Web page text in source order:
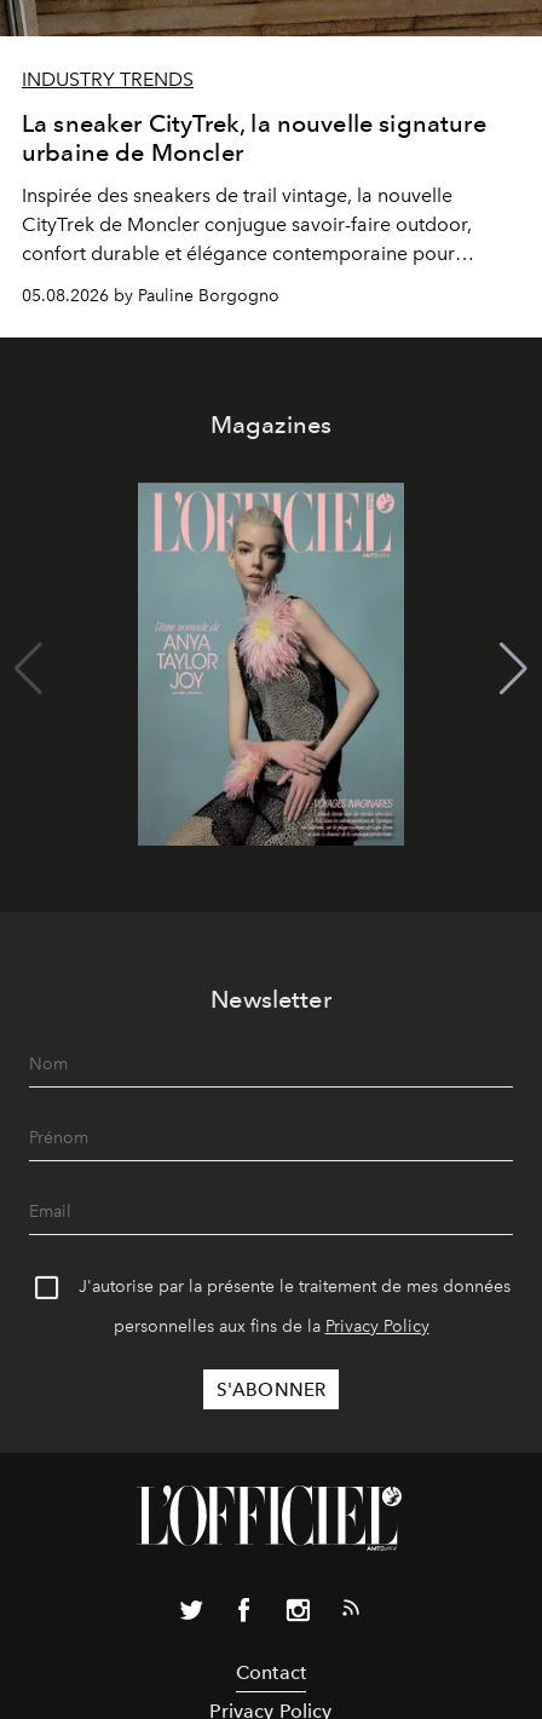
INDUSTRY TRENDS
La sneaker CityTrek, la nouvelle signature
urbaine de Moncler
Inspirée des sneakers de trail vintage, la nouvelle
CityTrek de Moncler conjugue savoir-faire outdoor,
confort durable et élégance contemporaine pour
accompagner les explorations du quotidien.
05.08.2026 by Pauline Borgogno
Magazines
Newsletter
J'autorise par la présente le traitement de mes données
personnelles aux fins de la Privacy Policy
Contact
Privacy Policy